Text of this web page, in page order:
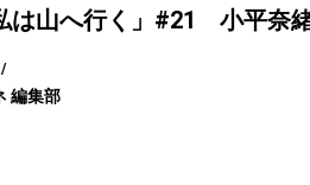
は山へ行く」#21 小平奈
編集部